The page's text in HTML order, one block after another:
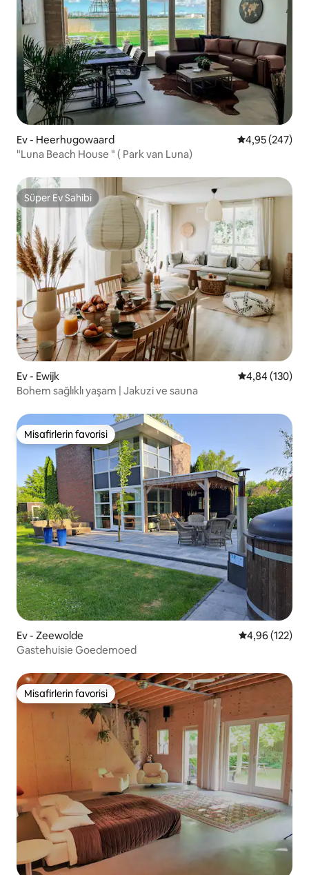
Ev - Heerhugowaard 5 üzerinden
4,95 (247)
"Luna Beach House " ( Park van Luna)
Süper Ev Sahibi
Süper Ev Sahibi
Ev - Ewijk 5 üzerinden
4,84 (130)
Bohem sağlıklı yaşam | Jakuzi ve sauna
Misafirlerin favorisi
Misafirlerin favorisi
Ev - Zeewolde 5 üzerinden
4,96 (122)
Gastehuisie Goedemoed
Misafirlerin favorisi
Misafirlerin favorisi